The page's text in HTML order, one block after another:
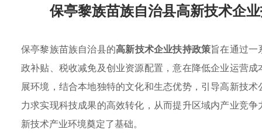
保亭黎族苗族自治县高新技术企
保亭黎族苗族自治县的高新技术企业扶持政策旨在通过
政补贴、税收减免及创业资源配置，意在降低企业运营
展环境，结合本地独特的文化和生态优势，引导高新技
力求实现科技成果的高效转化，从而提升区域内产业竞
新技术产业环境奠定了基础。